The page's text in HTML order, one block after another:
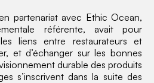
partenariat avec Ethic Ocean,
référente, avait pour
liens entre restaurateurs et
et d’échanger sur les bonnes
durable des produits
s’inscrivent dans la suite des